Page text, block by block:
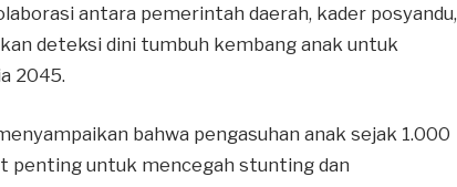
antara pemerintah daerah, kader posyandu,
deteksi dini tumbuh kembang anak untuk
2045.
bahwa pengasuhan anak sejak 1.000
penting untuk mencegah stunting dan